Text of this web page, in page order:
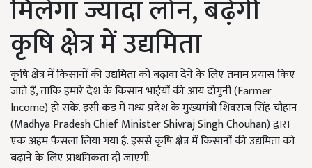
मिलेगा ज्यादा लोन, बढ़ेगी
कृषि क्षेत्र में उद्यमिता
कृषि क्षेत्र में किसानों की उद्यमिता को बढ़ावा देने के लिए तमाम प्रयास किए
जाते हैं, ताकि हमारे देश के किसान भाईयों की आय दोगुनी (Farmer
Income) हो सके. इसी कड़ में मध्य प्रदेश के मुख्यमंत्री शिवराज सिंह चौहान
(Madhya Pradesh Chief Minister Shivraj Singh Chouhan) द्वारा
एक अहम फैसला लिया गया है. इससे कृषि क्षेत्र में किसानों की उद्यमिता को
बढ़ाने के लिए प्राथमिकता दी जाएगी.